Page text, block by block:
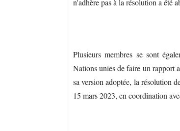
n'adhère pas à la résolution a été
Plusieurs membres se sont
Nations unies de faire un rapport
sa version adoptée, la résolution
15 mars 2023, en coordination